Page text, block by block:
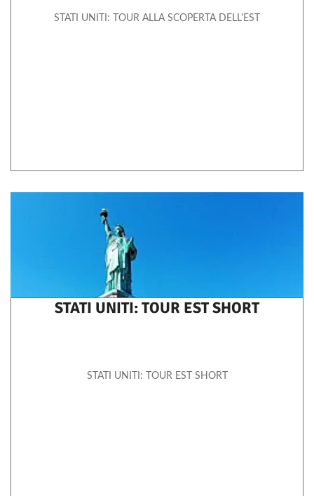
STATI UNITI: TOUR ALLA SCOPERTA DELL'EST
STATI UNITI: TOUR EST SHORT
STATI UNITI: TOUR EST SHORT